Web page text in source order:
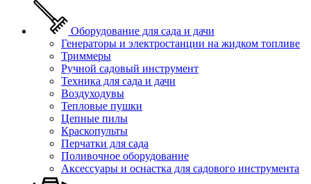
Оборудование для сада и дачи
Генераторы и электростанции на жидком топливе
Триммеры
Ручной садовый инструмент
Техника для сада и дачи
Воздуходувы
Тепловые пушки
Цепные пилы
Краскопульты
Перчатки для сада
Поливочное оборудование
Аксессуары и оснастка для садового инструмента